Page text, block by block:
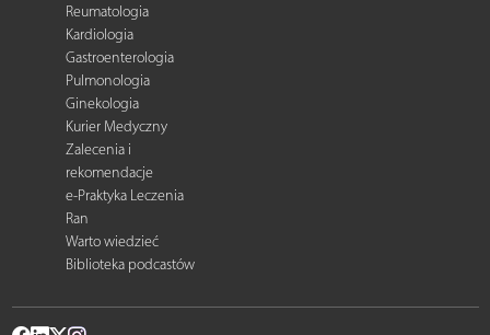
Reumatologia
Kardiologia
Gastroenterologia
Pulmonologia
Ginekologia
Kurier Medyczny
Zalecenia i
rekomendacje
e-Praktyka Leczenia
Ran
Warto wiedzieć
Biblioteka podcastów